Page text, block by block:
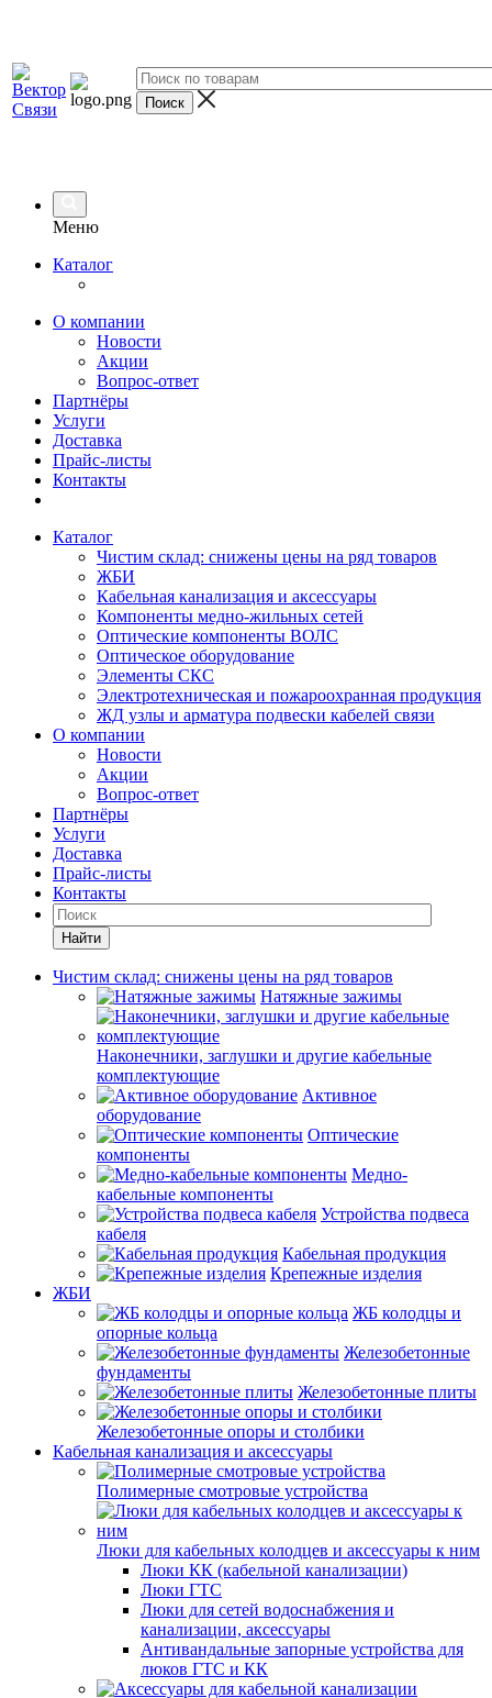
Меню
Каталог
О компании
Новости
Акции
Вопрос-ответ
Партнёры
Услуги
Доставка
Прайс-листы
Контакты
Каталог
Чистим склад: снижены цены на ряд товаров
ЖБИ
Кабельная канализация и аксессуары
Компоненты медно-жильных сетей
Оптические компоненты ВОЛС
Оптическое оборудование
Элементы СКС
Электротехническая и пожароохранная продукция
ЖД узлы и арматура подвески кабелей связи
О компании
Новости
Акции
Вопрос-ответ
Партнёры
Услуги
Доставка
Прайс-листы
Контакты
Найти
Чистим склад: снижены цены на ряд товаров
Натяжные зажимы
Наконечники, заглушки и другие кабельные
комплектующие
Активное
оборудование
Оптические
компоненты
Медно-
кабельные компоненты
Устройства подвеса
кабеля
Кабельная продукция
Крепежные изделия
ЖБИ
ЖБ колодцы и
опорные кольца
Железобетонные
фундаменты
Железобетонные плиты
Железобетонные опоры и столбики
Кабельная канализация и аксессуары
Полимерные смотровые устройства
Люки для кабельных колодцев и аксессуары к ним
Люки КК (кабельной канализации)
Люки ГТС
Люки для сетей водоснабжения и
канализации, аксессуары
Антивандальные запорные устройства для
люков ГТС и КК